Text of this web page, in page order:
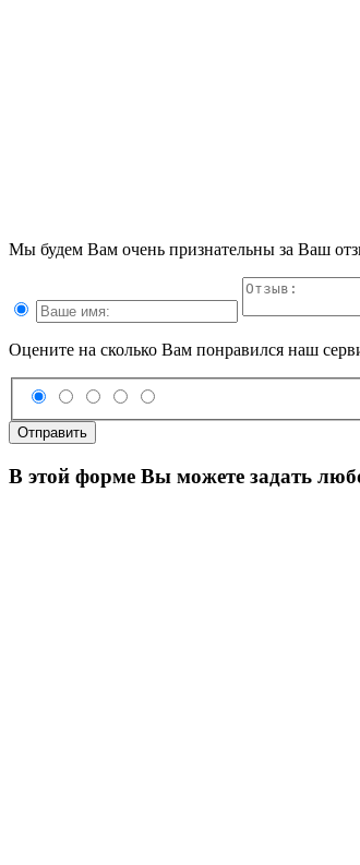
Мы будем Вам очень признательны за Ваш
Оцените на сколько Вам понравился наш
Отправить
В этой форме Вы можете задать